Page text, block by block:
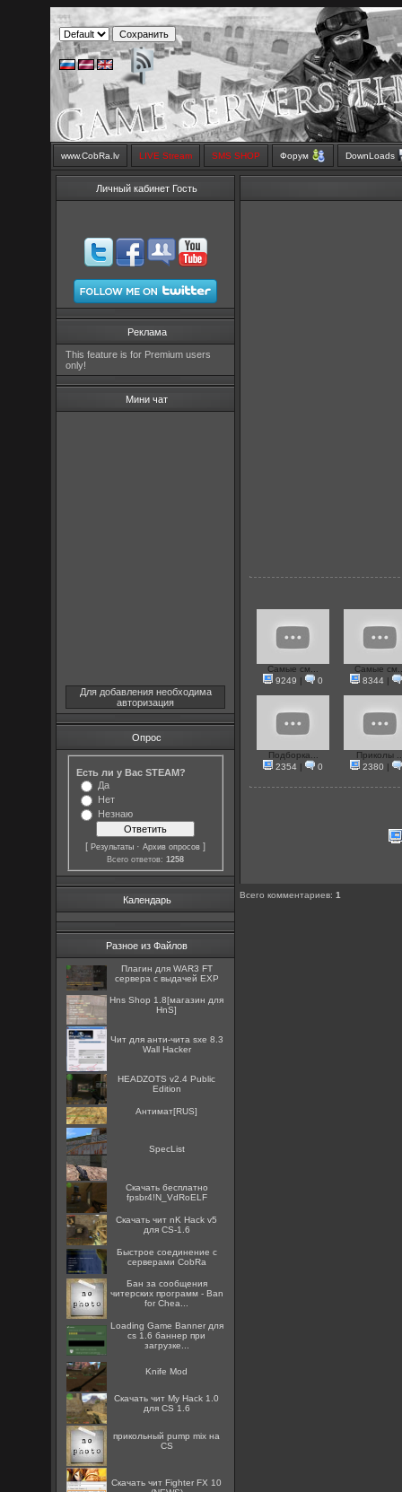
www.CobRa.lv LIVE Stream SMS SHOP Форум DownLoads
Личный кабинет Гость
Реклама
This feature is for Premium users
only!
Мини чат
Для добавления необходима
авторизация
Опрос
Есть ли у Вас STEAM?
Да
Нет
Незнаю
[Результаты ·Архив опросов ]
Всего ответов:1258
Календарь
Разное из Файлов
Плагин для WAR3 FT
сервера с выдачей EXP
Hns Shop 1.8[магазин для
HnS]
Чит для анти-чита sxe 8.3
Wall Hacker
HEADZOTS v2.4 Public
Edition
Антимат[RUS]
SpecList
Скачать бесплатно
fpsbr4!N_VdRoELF
Скачать чит nK Hack v5
для CS-1.6
Быстрое соединение с
серверами CobRa
Бан за сообщения
читерских программ - Ban
for Chea...
Loading Game Banner для
cs 1.6 баннер при
загрузке...
Knife Mod
Скачать чит My Hack 1.0
для CS 1.6
прикольный pump mix на
CS
Скачать чит Fighter FX 10
Самые см...
9249 | 0
Самые
8344 |
Подборка...
2354 | 0
Приколы
2380 |
Всего комментариев:1